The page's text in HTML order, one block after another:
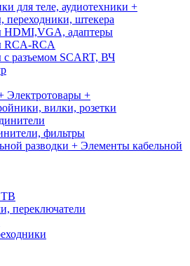
для теле, аудиотехники +
штекера
адаптеры
RCA-RCA
разъемом SCART, ВЧ
Электротовары +
вилки, розетки
фильтры
Элементы кабельной
ТВ
переключатели